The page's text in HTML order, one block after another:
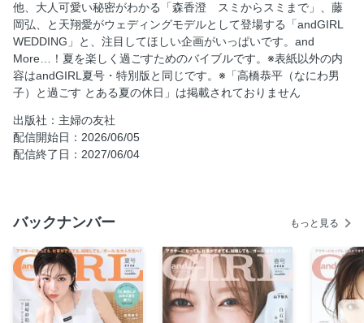
andGIRL Webからのお知らせ
TOTAL124日「OL着回しが日本の夏を救う！」Special
梅雨でも可愛い！ ６月の着回しコーデ
OL聡子の涼感着回しDiary
8月～10月OLゆうかの「夏も秋も可愛い！」着回しSPECIAL
ミニマムコスメで回す、シーン別メイク5
ドレスの最新事情からガールたちの結婚式まで andGIRL
WEDDING
【連載】andGIRLスーパーメイツのキラキラ通信 vol.8
【連載】GIRLのためのマネー講座 第14巻
【連載】andGIRL×フェムテック vol.14
andGIRL×ミクチャ ビューティー専属モデルオーディショ
ン結果発表！
他、大人可愛い秘密がわかる「森香澄 スミからスミまで」、藤
岡弘、と天翔愛がウェディングモデルとして登場する「andGIRL
WEDDING」と、注目してほしい企画がいっぱいです。and
More…！夏を楽しく過ごすためのバイブルです。※表紙以外の内
容はandGIRL夏号・特別版と同じです。※「高橋恭平（なにわ男
子）と過ごす とある夏の休日」は掲載されておりません
出版社：主婦の友社
配信開始日：2026/06/05
配信終了日：2027/06/04
バックナンバー もっと見る